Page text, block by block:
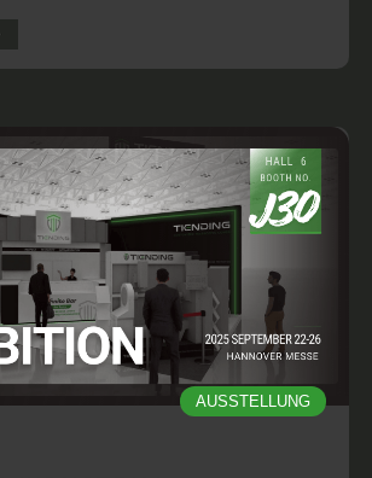
und Produktionslinienstabilität wird.
AUSSTELLUNG